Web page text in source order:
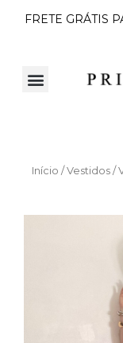
FRETE GRÁTIS
Início / Vestidos /